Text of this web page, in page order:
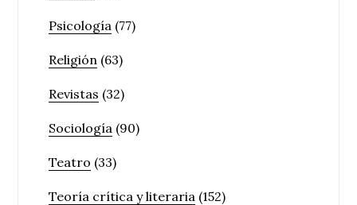
Psicología (77)
Religión (63)
Revistas (32)
Sociología (90)
Teatro (33)
Teoría crítica y literaria (152)